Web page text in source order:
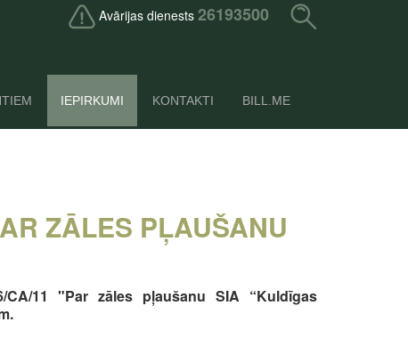
Avārijas dienests 26193500
IEPIRKUMI KONTAKTI BILL.ME
ZĀLES PĻAUŠANU
CA/11 "Par zāles pļaušanu SIA “Kuldīgas